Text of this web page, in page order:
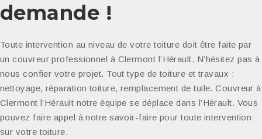
demande !
Toute intervention au niveau de votre toiture doit être faite par
un couvreur professionnel à Clermont l’Hérault. N’hésitez pas à
nous confier votre projet. Tout type de toiture et travaux :
nettoyage, réparation toiture, remplacement de tuile. Couvreur à
Clermont l’Hérault notre équipe se déplace dans l’Hérault. Vous
pouvez faire appel à notre savoir-faire pour toute intervention
sur votre toiture.